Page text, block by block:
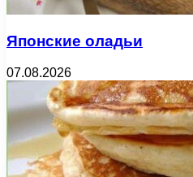
Японские оладьи
07.08.2026